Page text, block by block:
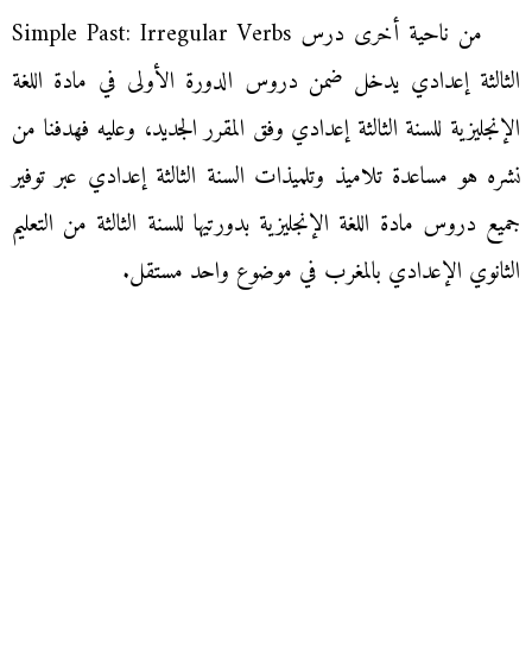
من ناحية أخرى درس Simple Past: Irregular Verbs
الثالثة إعدادي يدخل ضمن دروس الدورة الأولى في مادة اللغة
الإنجليزية للسنة الثالثة إعدادي وفق المقرر الجديد، وعليه فهدفنا من
نشره هو مساعدة تلاميذ وتلميذات السنة الثالثة إعدادي عبر توفير
جميع دروس مادة اللغة الإنجليزية بدورتيها للسنة الثالثة من التعليم
الثانوي الإعدادي بالمغرب في موضوع واحد مستقل.